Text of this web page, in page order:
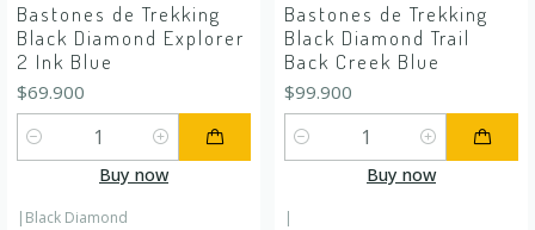
Bastones de Trekking
Black Diamond Explorer
2 Ink Blue
$69.900
Quantity
Buy now
Bastones de Trekking
Black Diamond Trail
Back Creek Blue
$99.900
Quantity
Buy now
| Black Diamond |